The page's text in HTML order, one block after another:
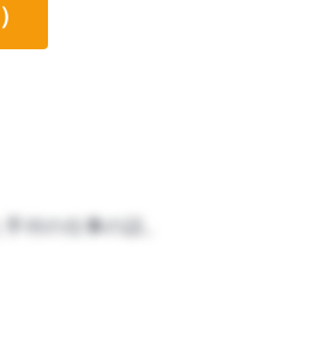
付の仕事の話。